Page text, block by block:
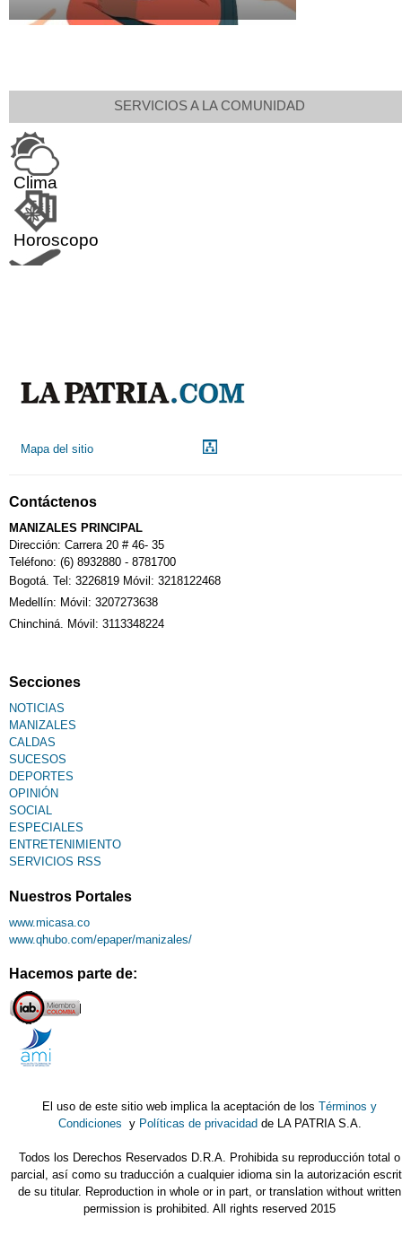
SERVICIOS A LA COMUNIDAD
Clima
Horoscopo
Calendario Tributario
Sudoku
Mapa del sitio
Contáctenos
MANIZALES PRINCIPAL
Dirección: Carrera 20 # 46- 35
Teléfono: (6) 8932880 - 8781700
Bogotá. Tel: 3226819 Móvil: 3218122468
Medellín: Móvil: 3207273638
Chinchiná. Móvil: 3113348224
Secciones
NOTICIAS
MANIZALES
CALDAS
SUCESOS
DEPORTES
OPINIÓN
SOCIAL
ESPECIALES
ENTRETENIMIENTO
SERVICIOS RSS
Nuestros Portales
www.micasa.co
www.qhubo.com/epaper/manizales/
Hacemos parte de:
El uso de este sitio web implica la aceptación de losTérminos y
Condiciones y Políticas de privacidad de LA PATRIA S.A.
Todos los Derechos Reservados D.R.A. Prohibida su reproducción total o
parcial, así como su traducción a cualquier idioma sin la autorización
de su titular. Reproduction in whole or in part, or translation without written
permission is prohibited. All rights reserved 2015